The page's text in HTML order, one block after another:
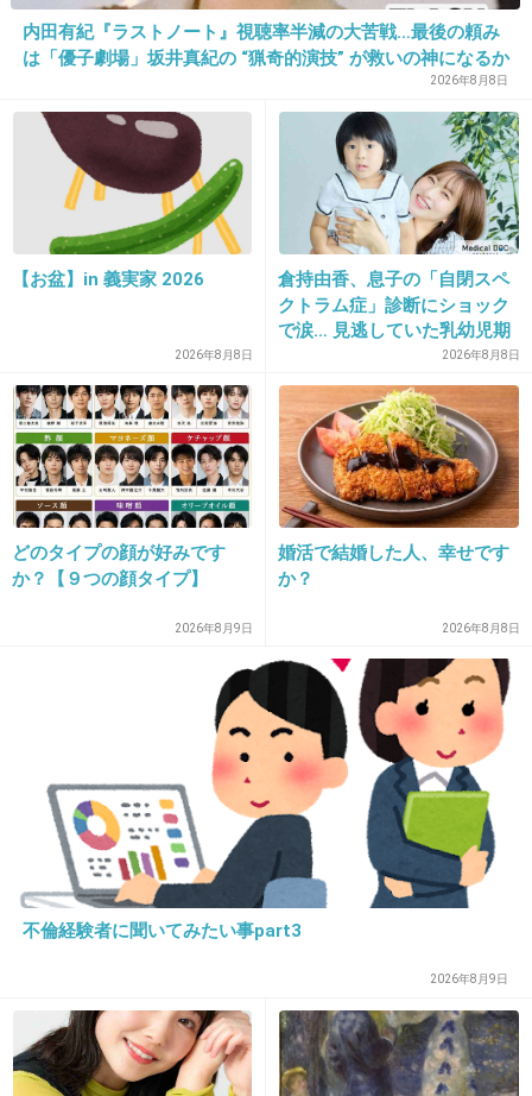
27. 匿名 2013/02/19(火) 23:54:11
キンの羽付き履くときはどういう状態になるんですか？( ・
+9 -3
選んでる画像もいかにもって感じwww
+50 -4
29. 匿名2013/02/20(水) 00:03:20
普段も冷えないように生理じゃないときも愛用
+15 -2
2013/02/20(水) 00:04:27
ここに来る非リア充キモメンは
相手にしないのが1番。
-1
31. 匿名 2013/02/20(水) 00:05:31
内田有紀『ラストノート』視聴率半減の大苦戦…最後の頼み
は「優子劇場」坂井真紀の “猟奇的演技” が救いの神になるか
2026年8月8日
【お盆】in 義実家 2026
2026年8月8日
倉持由香、息子の「自閉スペ
クトラム症」診断にショック
で涙… 見逃していた乳幼児期
2026年8月8日
どのタイプの顔が好みです
か？【９つの顔タイプ】
2026年8月9日
婚活で結婚した人、幸せです
か？
2026年8月8日
不倫経験者に聞いてみたい事part3
2026年8月9日